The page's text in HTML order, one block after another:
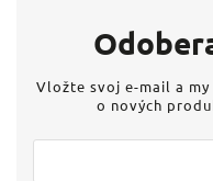
Vložte svoj e-mail a
o nových